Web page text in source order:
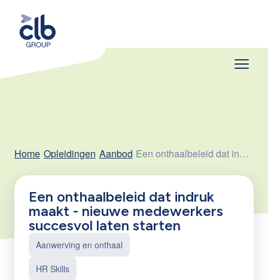
Home Opleidingen Aanbod Een onthaalbeleid dat indruk maakt - nieuwe medewerkers succesvol laten starten
Een onthaalbeleid dat indruk
maakt - nieuwe medewerkers
succesvol laten starten
Aanwerving en onthaal
HR Skills